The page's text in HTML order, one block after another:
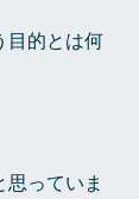
目的とは何
思っていま